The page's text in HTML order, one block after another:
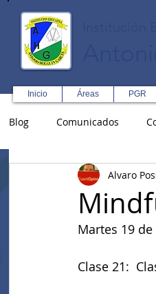
Inicio Áreas PGR
Blog Comunicados
Asopadres SENA
Educación Física R y D
Alvaro
Martes 19
Clase 21: